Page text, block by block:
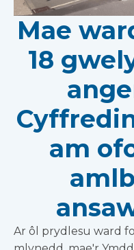
Mae
18
am
Ar ôl prydlesu ward